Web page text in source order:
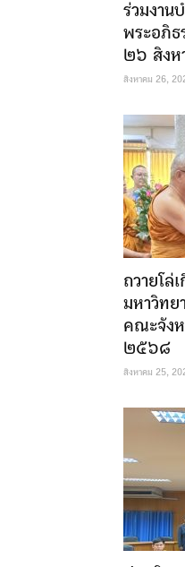
ร่วมงาน
พระอภิ
๒๖ สิง
สิงหาคม 26,
ถวายโ
มหาวิทย
คณะจัง
๒๕๖๘
สิงหาคม 25,